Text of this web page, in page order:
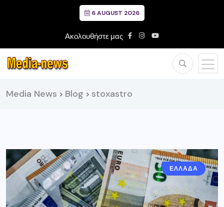
6 AUGUST 2026
Ακολουθήστε μας
Media News > Blog > stoxastro
ΕΛΛΑΔΑ